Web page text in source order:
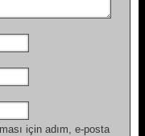
için adım, e-posta